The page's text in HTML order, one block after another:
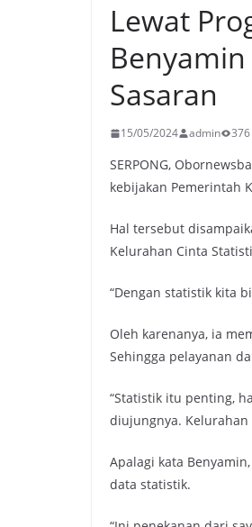
Lewat
Sasaran
15/05/2024 admin 376
SERPONG,
kebijakan Pemerintah
Hal tersebut
Kelurahan Cinta
“Dengan statistik kita
Oleh karenanya, ia
Sehingga pelayanan
“Statistik itu penting,
diujungnya.
Apalagi kata
data statistik.